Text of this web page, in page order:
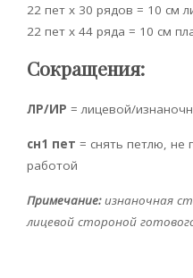
22 пет х 30 рядов = 10 см
22 пет х 44 ряда = 10 см
Сокращения:
ЛР/ИР = лицевой/
сн1 пет = снять петлю, не
работой
Примечание:изнаночная
лицевой стороной